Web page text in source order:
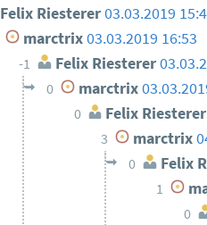
Felix Riesterer03.03.2019
marctrix03.03.2019 16:53
-1 Felix Riesterer
0 marctrix
0 Felix Riesterer
3 marctrix
0 Felix
1
0